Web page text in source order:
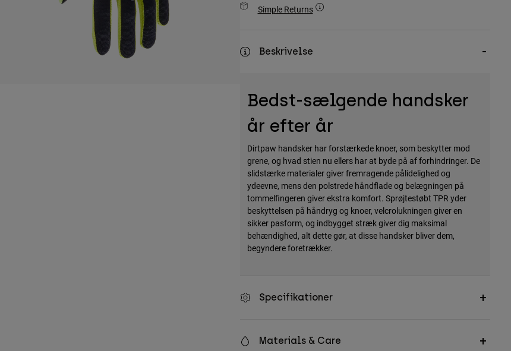
Simple Returns
Beskrivelse
Bedst-sælgende handsker
år efter år
Dirtpaw handsker har forstærkede knoer, som beskytter mod
grene, og hvad stien nu ellers har at byde på af forhindringer. De
slidstærke materialer giver fremragende pålidelighed og
ydeevne, mens den polstrede håndflade og belægningen på
tommelfingeren giver ekstra komfort. Sprøjtestøbt TPR yder
beskyttelsen på håndryg og knoer, velcrolukningen giver en
sikker pasform, og indbygget stræk giver dig maksimal
behændighed, alt dette gør, at disse handsker bliver dem,
begyndere foretrækker.
Specifikationer
Materials & Care